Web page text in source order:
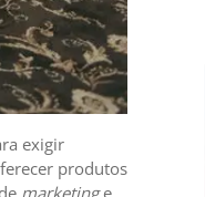
exigir
produtos